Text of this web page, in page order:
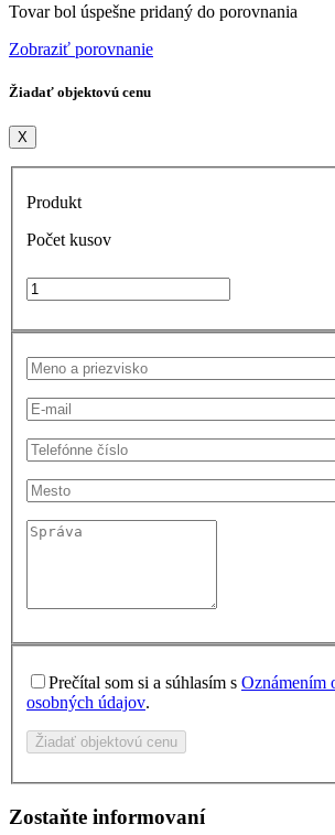
Tovar bol úspešne pridaný do porovnania
Zobraziť porovnanie
Žiadať objektovú cenu
X
Produkt
Počet kusov
Prečítal som si a súhlasím s Oznámením
osobných údajov.
Žiadať objektovú cenu
Zostaňte informovaní